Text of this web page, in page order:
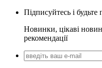
Підписуйтесь і
Новинки, цікаві
рекомендації